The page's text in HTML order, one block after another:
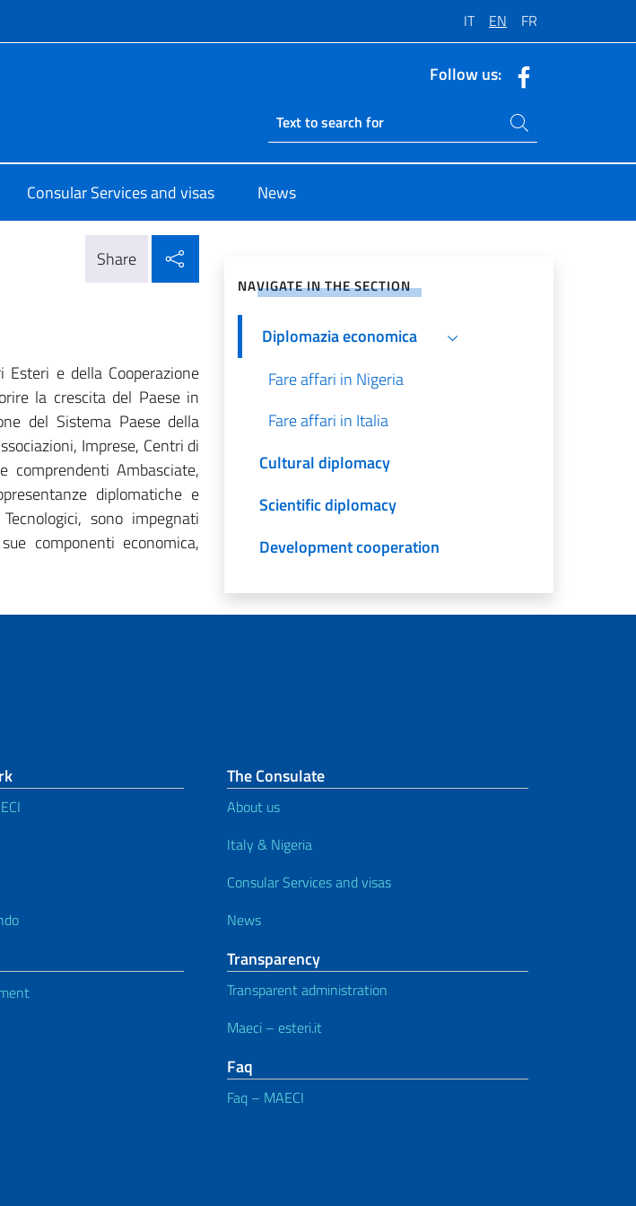
IT EN FR
Follow us:
Ricerca sito live
Search on site
Consular Services and visas News
Share
e della Cooperazione
la crescita del Paese in
del Sistema Paese della
Imprese, Centri di
Ambasciate,
diplomatiche e
sono impegnati
componenti economica,
NAVIGATE IN THE SECTION
Diplomazia economica
Fare affari in Nigeria
Fare affari in Italia
Cultural diplomacy
Scientific diplomacy
Development cooperation
The Consulate
About us
Italy & Nigeria
Consular Services and visas
News
Transparency
Transparent administration
Maeci – esteri.it
Faq
Faq – MAECI